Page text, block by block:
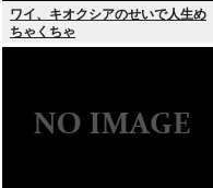
ワイ、キオクシアのせいで人生め
ちゃくちゃ